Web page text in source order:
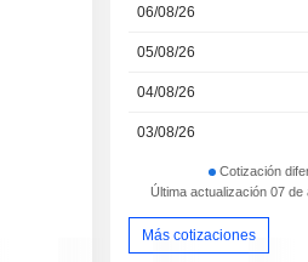
06/08/26
05/08/26
04/08/26
03/08/26
Cotización
Última actualización 07
Más cotizaciones